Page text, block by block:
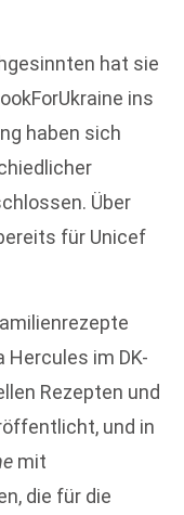
hat sie
ins
haben sich
Über
für Unicef
Hercules im DK-
Rezepten und
und in
mit
die für die